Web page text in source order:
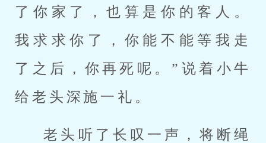
了你家了，也算是你的客人。
我求求你了，你能不能等我走
了之后，你再死呢。”说着小牛
给老头深施一礼。
老头听了长叹一声，将断绳